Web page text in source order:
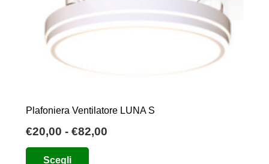
Plafoniera Ventilatore LUNA S
€20,00 - €82,00
Scegli